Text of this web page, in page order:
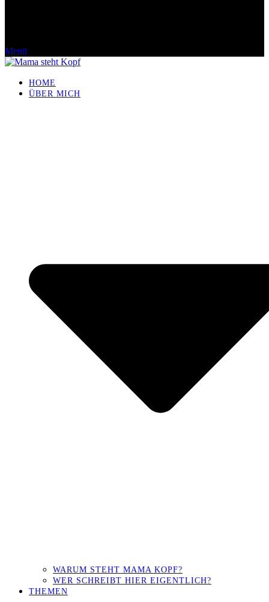
Menü
HOME
ÜBER MICH
WARUM STEHT MAMA KOPF?
WER SCHREIBT HIER EIGENTLICH?
THEMEN